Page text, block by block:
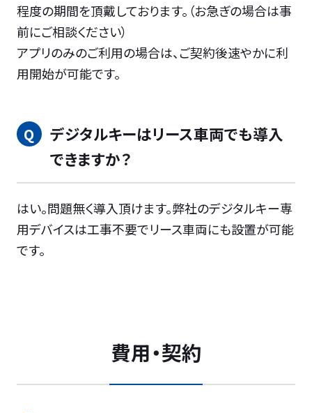
程度の期間を頂戴しております。（お急ぎの場合は事
前にご相談ください）
アプリのみのご利用の場合は、ご契約後速やかに利
用開始が可能です。
デジタルキーはリース車両でも導入
できますか？
はい。問題無く導入頂けます。弊社のデジタルキー専
用デバイスは工事不要でリース車両にも設置が可能
です。
費用・契約